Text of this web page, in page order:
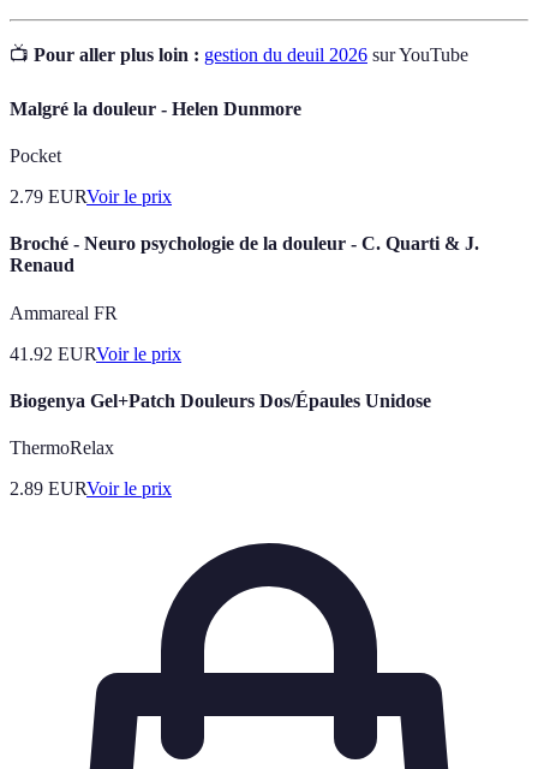
📺 Pour aller plus loin : gestion du deuil 2026 sur YouTube
Malgré la douleur - Helen Dunmore
Pocket
2.79 EURVoir le prix
Broché - Neuro psychologie de la douleur - C. Quarti & J.
Renaud
Ammareal FR
41.92 EURVoir le prix
Biogenya Gel+Patch Douleurs Dos/Épaules Unidose
ThermoRelax
2.89 EURVoir le prix